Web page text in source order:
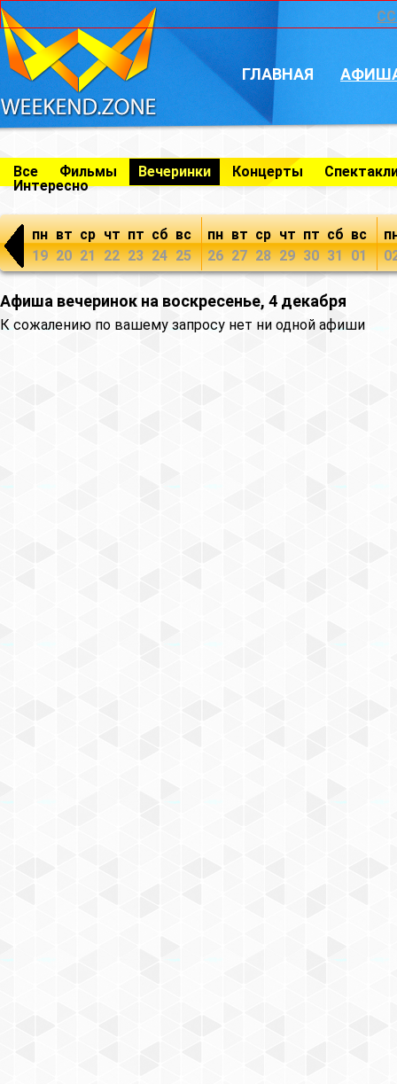
ГЛАВНАЯ
Все Фильмы Вечеринки Концерты
Интересно
пн
19
вт
20
ср
21
чт
22
пт
23
сб
24
вс
25
пн
26
вт
27
ср
28
чт
29
пт
30
сб
31
вс
01
Афиша вечеринок на воскресенье, 4 декабря
К сожалению по вашему запросу нет ни одной афиши